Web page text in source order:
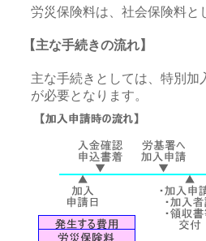
労災保険料は、社会保険料と
【主な手続きの流れ】
主な手続きとしては、特別加
が必要となります。